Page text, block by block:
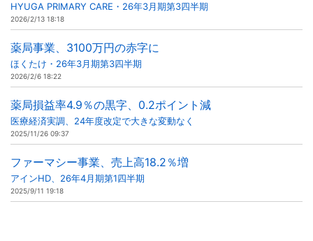
HYUGA PRIMARY CARE・26年3月期第3四半期
2026/2/13 18:18
薬局事業、3100万円の赤字に
ほくたけ・26年3月期第3四半期
2026/2/6 18:22
薬局損益率4.9％の黒字、0.2ポイント減
医療経済実調、24年度改定で大きな変動なく
2025/11/26 09:37
ファーマシー事業、売上高18.2％増
アインHD、26年4月期第1四半期
2025/9/11 19:18